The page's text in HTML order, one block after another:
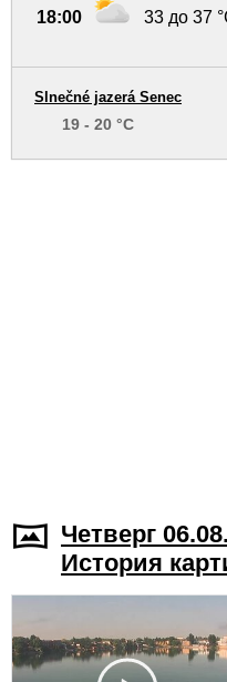
18:00 33 до 37
Slnečné jazerá Senec
19 - 20 °C
Четверг
История